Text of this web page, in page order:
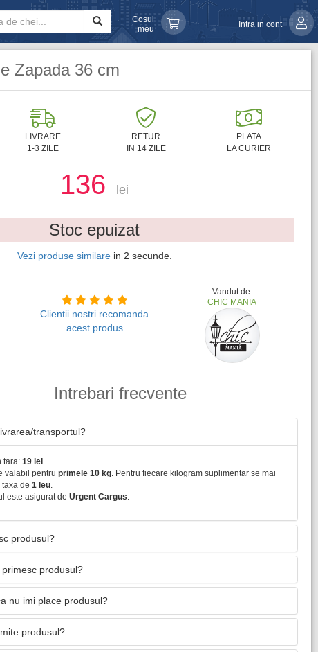
Cosul
meu
Intra in cont
Zapada 36 cm
LIVRARE
1-3 ZILE
RETUR
IN 14 ZILE
PLATA
LA CURIER
136 lei
Stoc epuizat
Vezi produse similare in 1 secunde.
Clientii nostri recomanda
acest produs
Vandut de:
CHIC MANIA
Intrebari frecvente
transportul?
tara: 19 lei.
valabil pentru primele 10 kg. Pentru fiecare kilogram suplimentar se mai
de 1 leu.
este asigurat de Urgent Cargus.
produsul?
produsul?
nu imi place produsul?
produsul?